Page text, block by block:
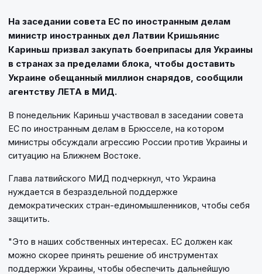
На заседании совета ЕС по иностранным делам
министр иностранных дел Латвии Кришьянис
Кариньш призвал закупать боеприпасы для Украины
в странах за пределами блока, чтобы доставить
Украине обещанный миллион снарядов, сообщили
агентству ЛЕТА в МИД.
В понедельник Кариньш участвовал в заседании совета
ЕС по иностранным делам в Брюсселе, на котором
министры обсуждали агрессию России против Украины и
ситуацию на Ближнем Востоке.
Глава латвийского МИД подчеркнул, что Украина
нуждается в безраздельной поддержке
демократических стран-единомышленников, чтобы себя
защитить.
"Это в наших собственных интересах. ЕС должен как
можно скорее принять решение об инструментах
поддержки Украины, чтобы обеспечить дальнейшую